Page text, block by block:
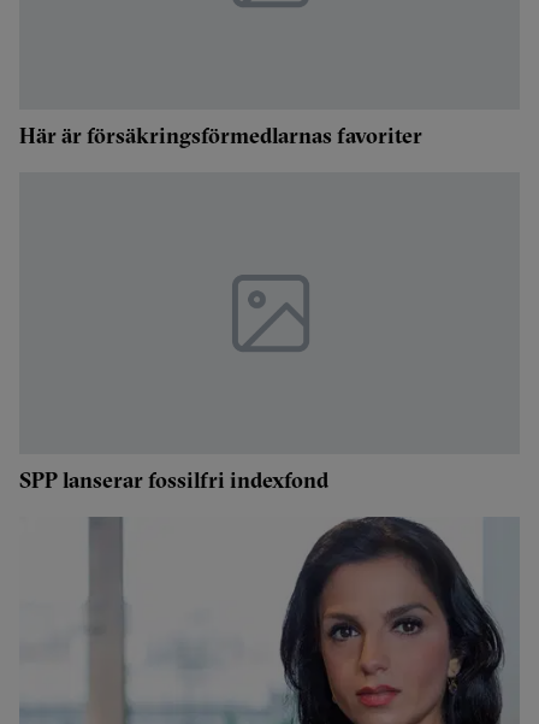
Här är försäkringsförmedlarnas favoriter
SPP lanserar fossilfri indexfond